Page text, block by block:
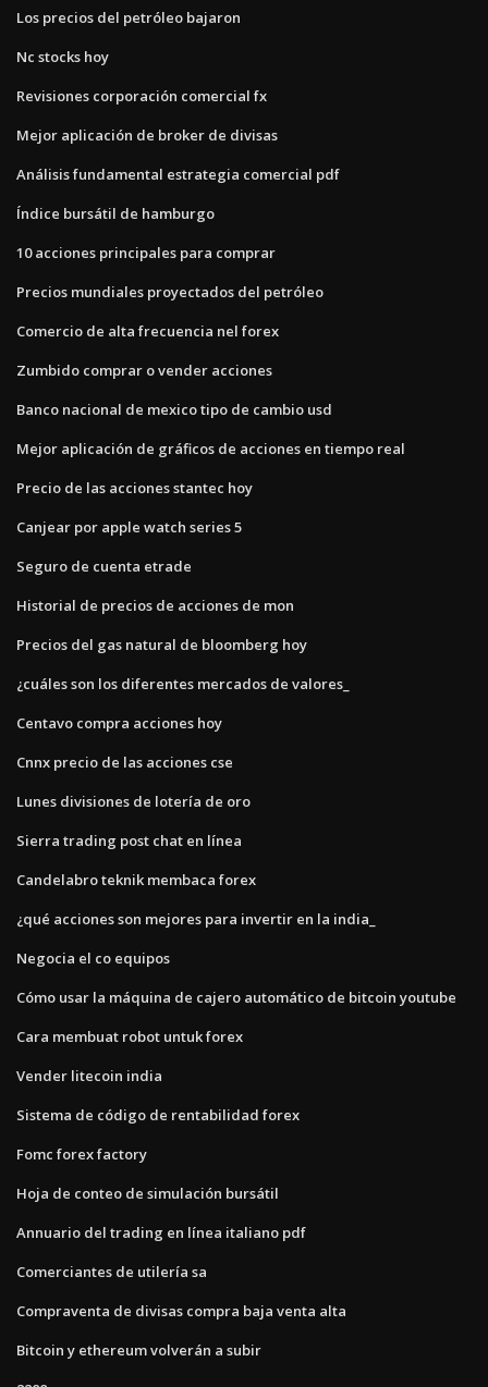
Los precios del petróleo bajaron
Nc stocks hoy
Revisiones corporación comercial fx
Mejor aplicación de broker de divisas
Análisis fundamental estrategia comercial pdf
Índice bursátil de hamburgo
10 acciones principales para comprar
Precios mundiales proyectados del petróleo
Comercio de alta frecuencia nel forex
Zumbido comprar o vender acciones
Banco nacional de mexico tipo de cambio usd
Mejor aplicación de gráficos de acciones en tiempo real
Precio de las acciones stantec hoy
Canjear por apple watch series 5
Seguro de cuenta etrade
Historial de precios de acciones de mon
Precios del gas natural de bloomberg hoy
¿cuáles son los diferentes mercados de valores_
Centavo compra acciones hoy
Cnnx precio de las acciones cse
Lunes divisiones de lotería de oro
Sierra trading post chat en línea
Candelabro teknik membaca forex
¿qué acciones son mejores para invertir en la india_
Negocia el co equipos
Cómo usar la máquina de cajero automático de bitcoin youtube
Cara membuat robot untuk forex
Vender litecoin india
Sistema de código de rentabilidad forex
Fomc forex factory
Hoja de conteo de simulación bursátil
Annuario del trading en línea italiano pdf
Comerciantes de utilería sa
Compraventa de divisas compra baja venta alta
Bitcoin y ethereum volverán a subir